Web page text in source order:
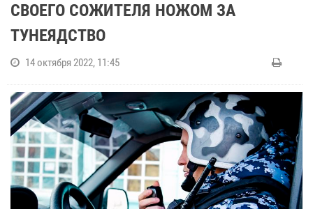
СВОЕГО СОЖИТЕЛЯ НОЖОМ ЗА
ТУНЕЯДСТВО
14 октября 2022, 11:45